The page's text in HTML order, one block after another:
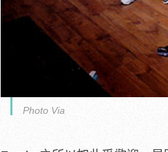
Photo Via